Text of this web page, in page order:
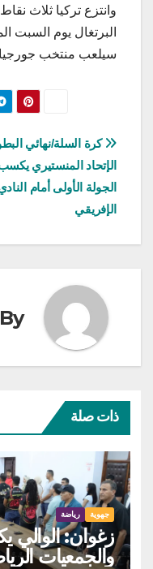
وانتزع تركيا ثلاث
البرتغال يوم السبت
سيلعب منتخب
تصفّح
المقالات
كرة السلة/نهائي
الإتحاد المنستيري
الجولة الأولى أمام
الإفريقي
By
ذات صلة
جهوية رياضة
زغوان: الوالي
والجمعيات